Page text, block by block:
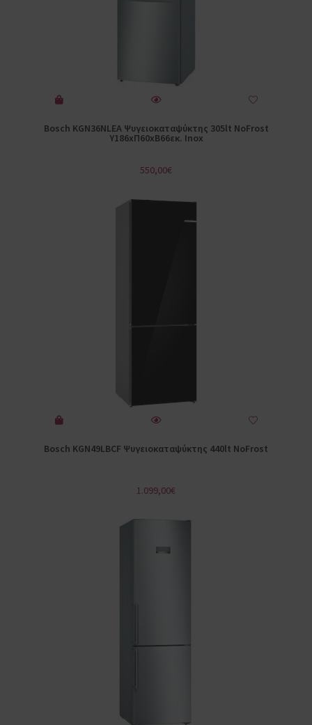
Bosch KGN36NLEA Ψυγειοκαταψύκτης 305lt NoFrost
Υ186xΠ60xΒ66εκ. Inox
550,00€
Bosch KGN49LBCF Ψυγειοκαταψύκτης 440lt NoFrost
1.099,00€